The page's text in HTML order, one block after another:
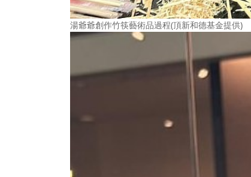
湯爺爺創作竹筷藝術品過程(頂新和德基金提供)